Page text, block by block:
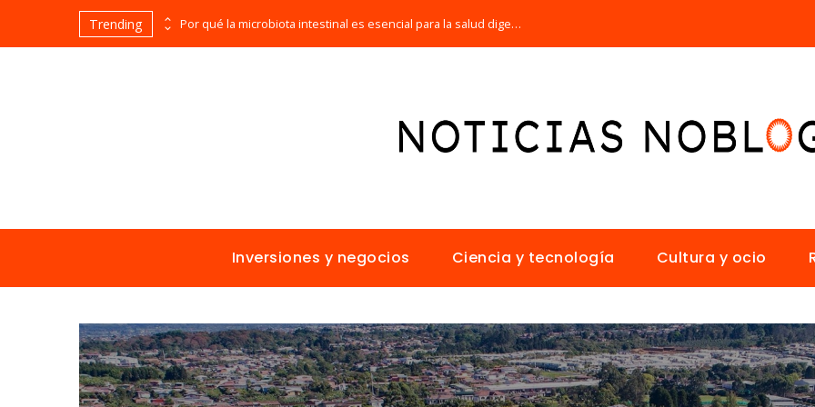
Trending Las 15 misiones espaciales fundamentales en la historia de la humanidad Por qué la microbiota intestinal es esencial para la salud digestiva
Inversiones y negocios Ciencia y tecnología Cultura y ocio